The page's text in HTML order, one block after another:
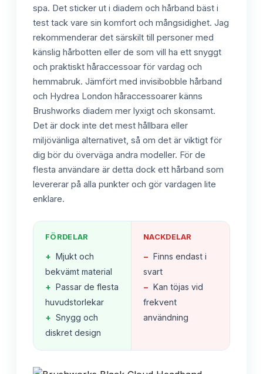
spa. Det sticker ut i diadem och hårband bäst i
test tack vare sin komfort och mångsidighet. Jag
rekommenderar det särskilt till personer med
känslig hårbotten eller de som vill ha ett snyggt
och praktiskt håraccessoar för vardag och
hemmabruk. Jämfört med invisibobble hårband
och Hydrea London håraccessoarer känns
Brushworks diadem mer lyxigt och skonsamt.
Det är dock inte det mest hållbara eller
miljövänliga alternativet, så om det är viktigt för
dig bör du överväga andra modeller. För de
flesta användare är detta dock ett hårband som
levererar på alla punkter och gör vardagen lite
enklare.
FÖRDELAR
+ Mjukt och
bekvämt material
+ Passar de flesta
huvudstorlekar
+ Snygg och
diskret design
NACKDELAR
− Finns endast i
svart
− Kan töjas vid
frekvent
användning